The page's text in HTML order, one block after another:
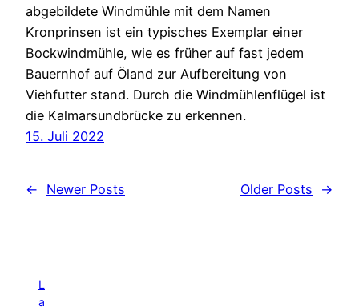
abgebildete Windmühle mit dem Namen
Kronprinsen ist ein typisches Exemplar einer
Bockwindmühle, wie es früher auf fast jedem
Bauernhof auf Öland zur Aufbereitung von
Viehfutter stand. Durch die Windmühlenflügel ist
die Kalmarsundbrücke zu erkennen.
15. Juli 2022
← Newer Posts Older Posts →
L
a